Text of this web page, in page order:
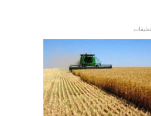
الزراعة:
القمح
والأولوية
في
توزيع
المازوت
للمشاريع
الزراعية
مغلقة